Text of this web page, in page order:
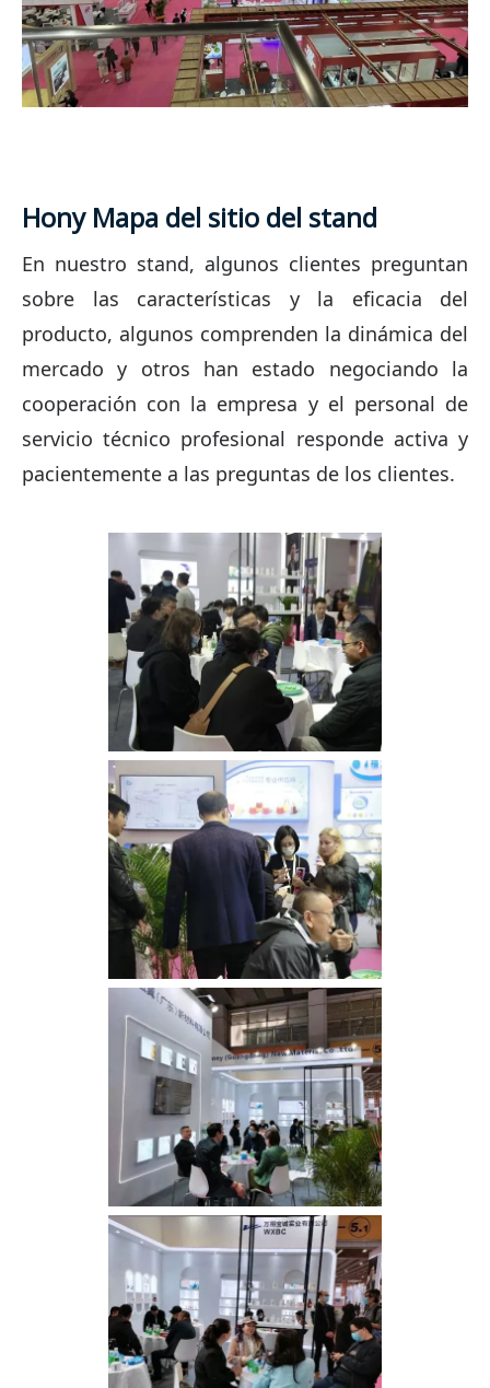
Hony Mapa del sitio del stand
En nuestro stand, algunos clientes preguntan
sobre las características y la eficacia del
producto, algunos comprenden la dinámica del
mercado y otros han estado negociando la
cooperación con la empresa y el personal de
servicio técnico profesional responde activa y
pacientemente a las preguntas de los clientes.